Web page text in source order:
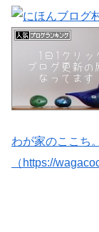
わが家のここち
（https://